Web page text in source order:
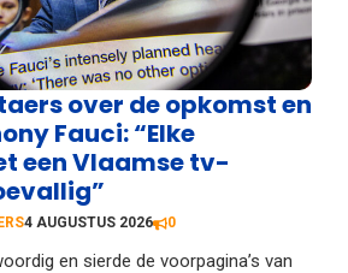
over de opkomst en
Fauci: “Elke
een Vlaamse tv-
4 AUGUSTUS 2026 0
en sierde de voorpagina’s van